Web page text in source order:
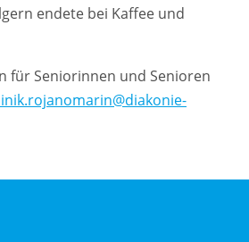
endete bei Kaffee und
für Seniorinnen und Senioren